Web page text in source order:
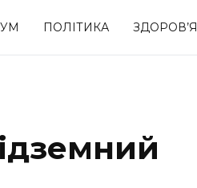
ПОЛІТИКА ЗДОРОВ’Я
Спорт